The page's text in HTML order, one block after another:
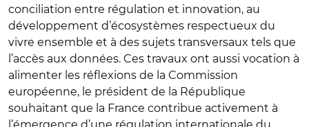
conciliation entre régulation et innovation, au
développement d’écosystèmes respectueux du
vivre ensemble et à des sujets transversaux tels que
l’accès aux données. Ces travaux ont aussi vocation à
alimenter les réflexions de la Commission
européenne, le président de la République
souhaitant que la France contribue activement à